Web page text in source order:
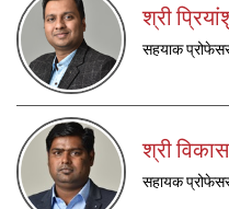
श्री
सहयाक
श्री
सहायक